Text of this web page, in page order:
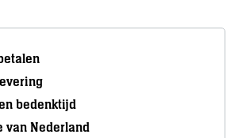
bedenktijd
van Nederland